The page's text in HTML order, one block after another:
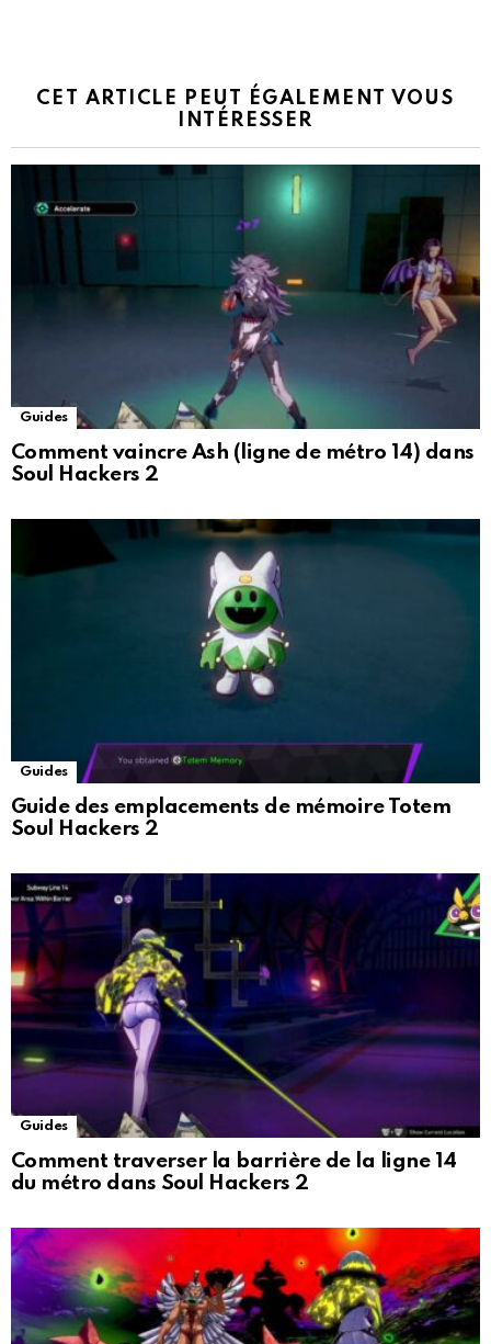
CET ARTICLE PEUT ÉGALEMENT VOUS
INTÉRESSER
Guides
Comment vaincre Ash (ligne de métro 14) dans
Soul Hackers 2
Guides
Guide des emplacements de mémoire Totem
Soul Hackers 2
Guides
Comment traverser la barrière de la ligne 14
du métro dans Soul Hackers 2